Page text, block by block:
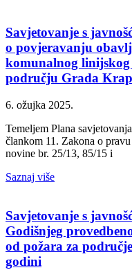
Savjetovanje s
o povjeravanju
komunalnog
području Grada
6. ožujka 2025.
Temeljem Plana
člankom 11. Zakona o
novine br. 25/13, 85/15 i
Saznaj više
Savjetovanje s
Godišnjeg
od požara za
godini